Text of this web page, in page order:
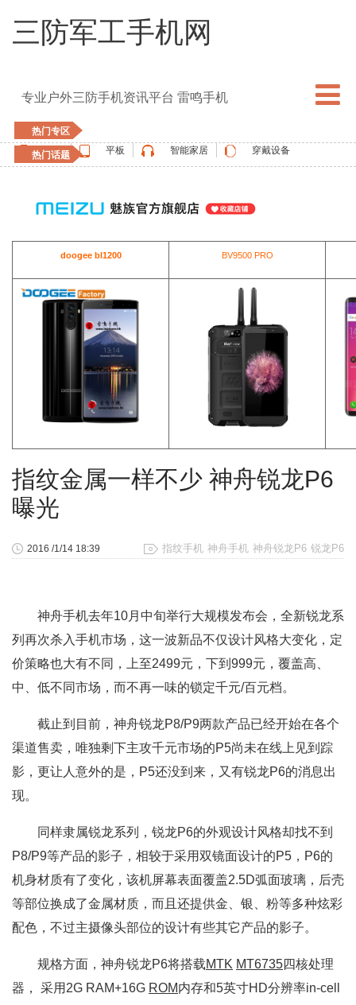
三防军工手机网
专业户外三防手机资讯平台 雷鸣手机
热门专区
手机
平板 智能家居 穿戴设备
热门话题
vernee
doogee bl1200 BV9500 PRO
指纹金属一样不少 神舟锐龙P6
曝光
指纹手机 神舟手机 神舟锐龙P6 锐龙P6
2016 /1/14 18:39
神舟手机去年10月中旬举行大规模发布会，全新锐龙系
列再次杀入手机市场，这一波新品不仅设计风格大变化，定
价策略也大有不同，上至2499元，下到999元，覆盖高、
中、低不同市场，而不再一味的锁定千元/百元档。
截止到目前，神舟锐龙P8/P9两款产品已经开始在各个
渠道售卖，唯独剩下主攻千元市场的P5尚未在线上见到踪
影，更让人意外的是，P5还没到来，又有锐龙P6的消息出
现。
同样隶属锐龙系列，锐龙P6的外观设计风格却找不到
P8/P9等产品的影子，相较于采用双镜面设计的P5，P6的
机身材质有了变化，该机屏幕表面覆盖2.5D弧面玻璃，后壳
等部位换成了金属材质，而且还提供金、银、粉等多种炫彩
配色，不过主摄像头部位的设计有些其它产品的影子。
规格方面，神舟锐龙P6将搭载MTK MT6735四核处理
器， 采用2G RAM+16G ROM内存和5英寸HD分辨率in-cell